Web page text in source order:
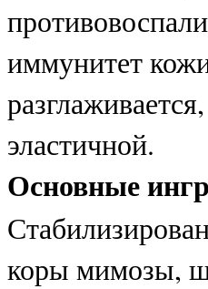
иммунитет
эластичной.
Основные
коры мимозы,